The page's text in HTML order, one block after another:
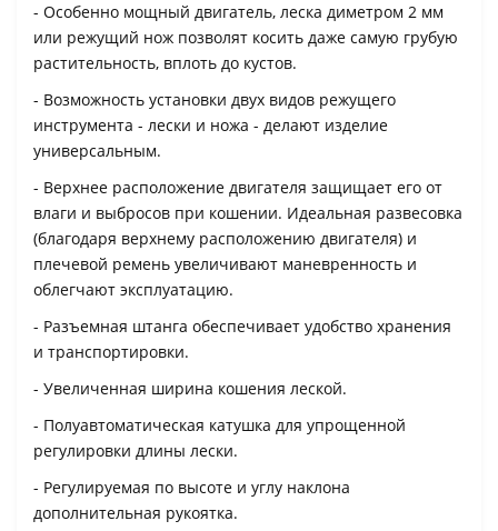
- Особенно мощный двигатель, леска диметром 2 мм
или режущий нож позволят косить даже самую грубую
растительность, вплоть до кустов.
- Возможность установки двух видов режущего
инструмента - лески и ножа - делают изделие
универсальным.
- Верхнее расположение двигателя защищает его от
влаги и выбросов при кошении. Идеальная развесовка
(благодаря верхнему расположению двигателя) и
плечевой ремень увеличивают маневренность и
облегчают эксплуатацию.
- Разъемная штанга обеспечивает удобство хранения
и транспортировки.
- Увеличенная ширина кошения леской.
- Полуавтоматическая катушка для упрощенной
регулировки длины лески.
- Регулируемая по высоте и углу наклона
дополнительная рукоятка.